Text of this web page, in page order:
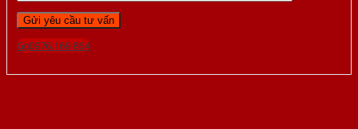
Gọi 0976.169.864